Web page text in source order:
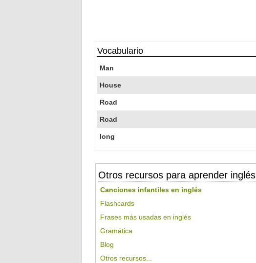
Vocabulario
Man
House
Road
Road
long
Otros recursos para aprender inglés
Canciones infantiles en inglés
Flashcards
Frases más usadas en inglés
Gramática
Blog
Otros recursos...